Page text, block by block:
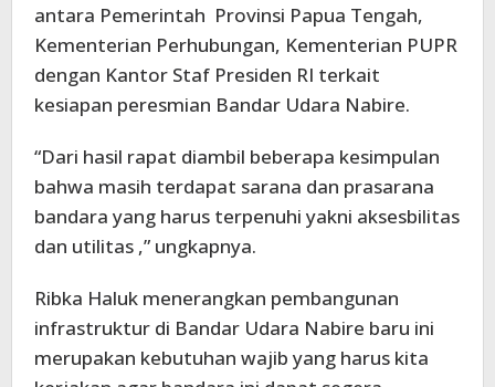
antara Pemerintah Provinsi Papua Tengah,
Kementerian Perhubungan, Kementerian PUPR
dengan Kantor Staf Presiden RI terkait
kesiapan peresmian Bandar Udara Nabire.
“Dari hasil rapat diambil beberapa kesimpulan
bahwa masih terdapat sarana dan prasarana
bandara yang harus terpenuhi yakni aksesbilitas
dan utilitas ,” ungkapnya.
Ribka Haluk menerangkan pembangunan
infrastruktur di Bandar Udara Nabire baru ini
merupakan kebutuhan wajib yang harus kita